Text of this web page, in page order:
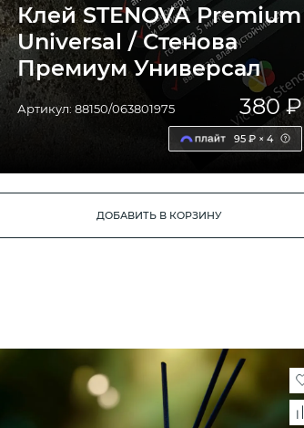
Клей STENOVA Premium
Universal / Стенова
Премиум Универсал
Артикул: 88150/063801975 380 ₽
95 ₽ × 4
ДОБАВИТЬ В КОРЗИНУ